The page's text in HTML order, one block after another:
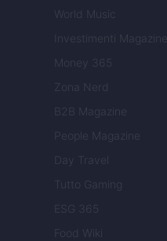
World Music
Investimenti Magazine
Money 365
Zona Nerd
B2B Magazine
People Magazine
Day Travel
Tutto Gaming
ESG 365
Food Wiki